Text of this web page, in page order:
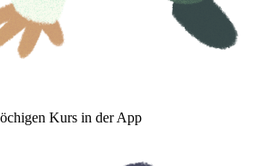
Kurs in der App